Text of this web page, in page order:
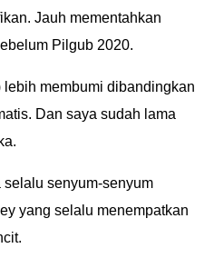
Jauh mementahkan
Pilgub 2020.
membumi dibandingkan
Dan saya sudah lama
selalu senyum-senyum
yang selalu menempatkan